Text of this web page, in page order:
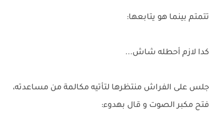
تتمتم بينما هو يتابعها:
كدا لازم أحطله شاش...
جلس على الفراش منتظرها لتأتيه مكالمة من مساعدته،
فتح مكبر الصوت و قال بهدوء: